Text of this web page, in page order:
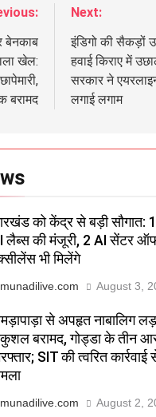
बेनकाब
खेल:
बरामद
Next:
इंडिगो की सैकड़ों
हवाई किराए में
सरकार ने
लगाई लगाम
को केंद्र से बड़ी सौगात:
लैब्स की मंजूरी, 2 AI सेंटर
भी मिलेंगे
munadilive.com August 3,
से अपहृत नाबालिग
बरामद, गोड्डा के तीन
SIT की त्वरित
munadilive.com August 2,